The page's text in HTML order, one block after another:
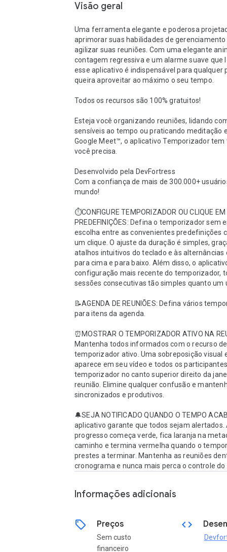
Visão geral
Uma ferramenta elegante e poderosa
aprimorar suas habilidades de
agilizar suas reuniões. Com uma elegante
contagem regressiva e um alarme suave que
esse aplicativo é indispensável para qualquer
queira aproveitar ao máximo o seu tempo.
Todos os recursos são 100% gratuitos!
Esteja você organizando reuniões, lidando
sensíveis ao tempo ou praticando meditação
Google Meet™, o aplicativo Temporizador tem
você precisa.
Desenvolvido pela DevFortress
Com a confiança de mais de 300.000+
mundo!
⏱️CONFIGURE TEMPORIZADOR OU CLIQUE EM
PREDEFINIÇÕES: Defina o temporizador sem
escolha entre as convenientes predefinições
um clique. O ajuste da duração é simples,
atalhos intuitivos do teclado e às alternâncias
para cima e para baixo. Além disso, o
configuração mais recente do temporizador,
sessões consecutivas tão simples quanto um
📝AGENDA DE REUNIÕES: Defina vários
para itens da agenda.
⏰MOSTRAR O TEMPORIZADOR ATIVO NA
Mantenha todos informados com o recurso de
temporizador ativo. Uma sobreposição visual
aparece em seu vídeo e todos os
temporizador no canto superior direito da
reunião. Elimine qualquer confusão e
sincronizados e produtivos.
🔔SEJA NOTIFICADO QUANDO O TEMPO
aplicativo garante que todos sejam alertados.
progresso começa verde, fica laranja na
caminho e termina vermelha quando o
prestes a terminar. Mantenha as reuniões
cronograma e nunca mais perca o controle
Informações adicionais
sell Preços
Sem custo
financeiro
code